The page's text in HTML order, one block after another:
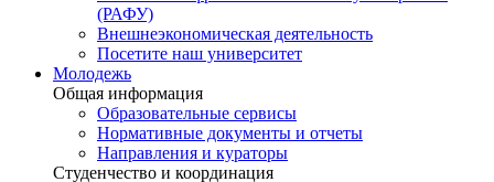
(РАФУ)
Внешнеэкономическая деятельность
Посетите наш университет
Молодежь
Общая информация
Образовательные сервисы
Нормативные документы и отчеты
Направления и кураторы
Студенчество и координация